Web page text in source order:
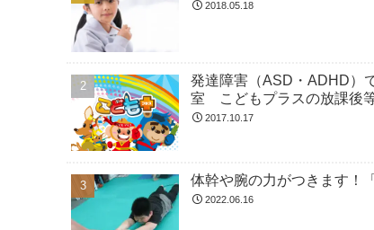
2018.05.18
発達障害（ASD・ADHD）
室 こどもプラスの放課後
2017.10.17
体幹や腕の力がつきます！
2022.06.16